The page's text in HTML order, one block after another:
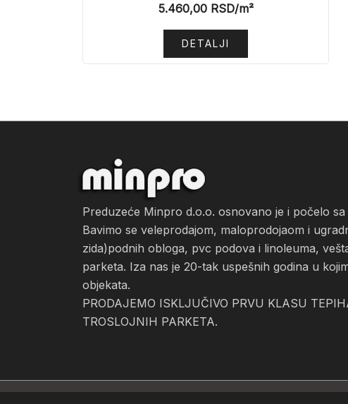
5.460,00RSD/m²
DETALJI
Preduzeće Minpro d.o.o. osnovano je i počelo
Bavimo se veleprodajom, maloprodojaom i
zida)podnih obloga, pvc podova i linoleuma,
parketa. Iza nas je 20-tak uspešnih godina u
objekata.
PRODAJEMO ISKLJUČIVO PRVU KLASU
TROSLOJNIH PARKETA.